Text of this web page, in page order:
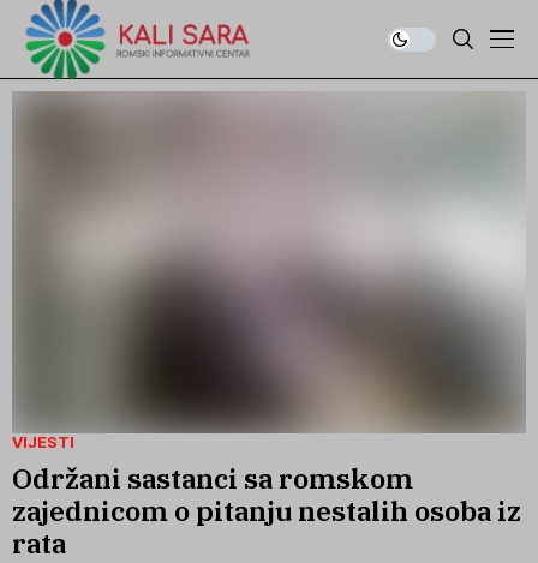
VIJESTI
Održani sastanci sa romskom
zajednicom o pitanju nestalih osoba iz
rata